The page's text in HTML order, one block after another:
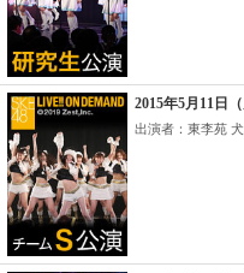
2015年5月11日
出演者：東李苑